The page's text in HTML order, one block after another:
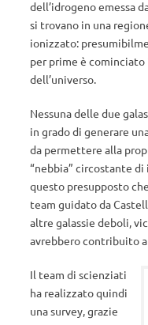
dell’idrogeno emessa
si trovano in una
ionizzato:
per prime è
dell’universo.
Nessuna delle due
in grado di generare
da permettere alla
“nebbia” circostante
questo presupposto
team guidato da
altre galassie deboli,
avrebbero contribuito
Il team di scienziati
ha realizzato quindi
una survey, grazie